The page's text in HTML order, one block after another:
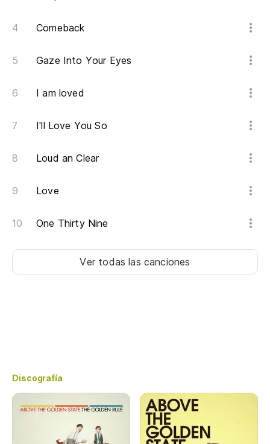
Comeback
Gaze Into Your Eyes
I am loved
I'll Love You So
Loud an Clear
Love
One Thirty Nine
Ver todas las canciones
Discografía